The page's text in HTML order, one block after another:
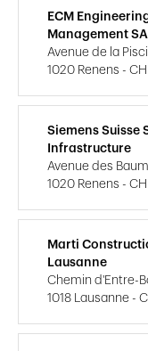
ECM
Management SA
Avenue de la
1020 Renens - CH
Siemens Suisse
Infrastructure
Avenue des
1020 Renens - CH
Marti
Lausanne
Chemin d'Entre-
1018 Lausanne -